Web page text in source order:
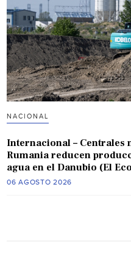
NACIONAL
Internacional – Centrales
Rumania reducen
agua en el Danubio (El
06 AGOSTO 2026